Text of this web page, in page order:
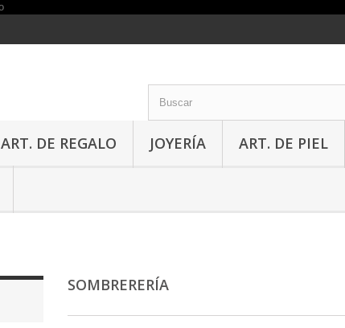
ART. DE REGALO JOYERÍA ART. DE PIEL
SOMBRERERÍA